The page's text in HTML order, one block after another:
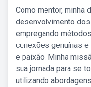
Como mentor, minha
desenvolvimento
empregando
conexões genuínas
e paixão. Minha
sua jornada para se
utilizando